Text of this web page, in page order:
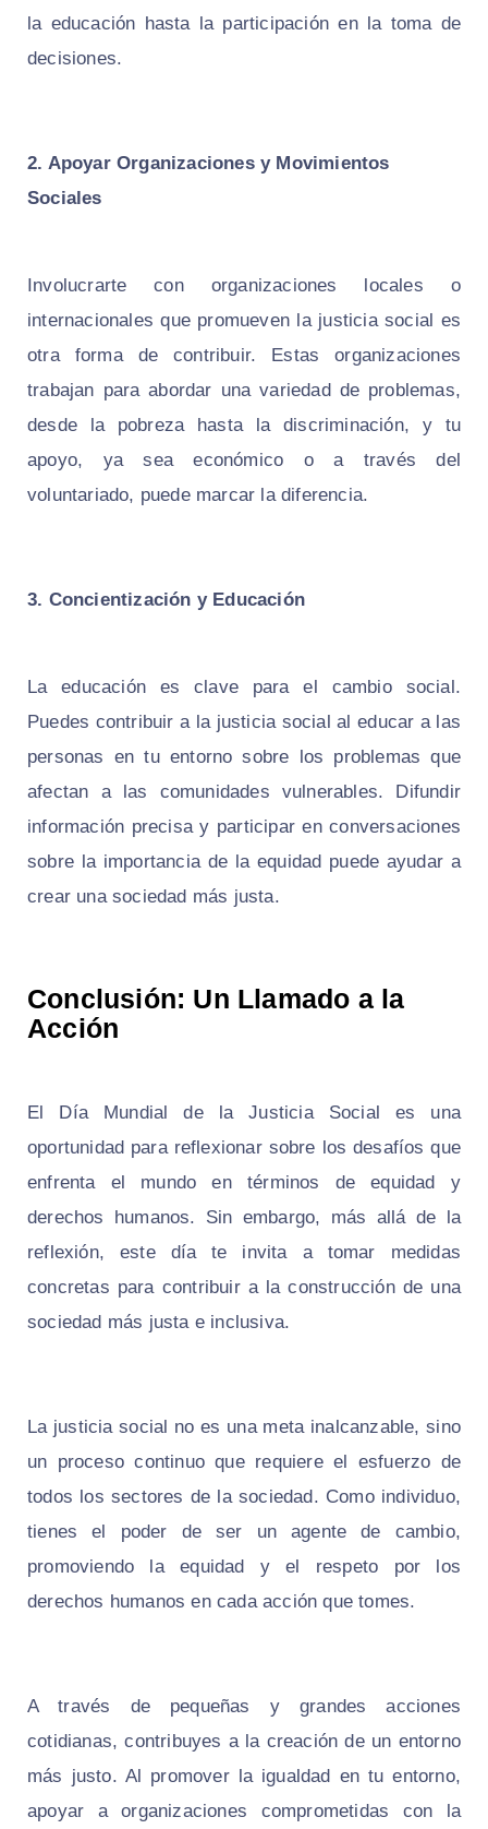
la educación hasta la participación en la toma de
decisiones.
2. Apoyar Organizaciones y Movimientos
Sociales
Involucrarte con organizaciones locales o
internacionales que promueven la justicia social es
otra forma de contribuir. Estas organizaciones
trabajan para abordar una variedad de problemas,
desde la pobreza hasta la discriminación, y tu
apoyo, ya sea económico o a través del
voluntariado, puede marcar la diferencia.
3. Concientización y Educación
La educación es clave para el cambio social.
Puedes contribuir a la justicia social al educar a las
personas en tu entorno sobre los problemas que
afectan a las comunidades vulnerables. Difundir
información precisa y participar en conversaciones
sobre la importancia de la equidad puede ayudar a
crear una sociedad más justa.
Conclusión: Un Llamado a la
Acción
El Día Mundial de la Justicia Social es una
oportunidad para reflexionar sobre los desafíos que
enfrenta el mundo en términos de equidad y
derechos humanos. Sin embargo, más allá de la
reflexión, este día te invita a tomar medidas
concretas para contribuir a la construcción de una
sociedad más justa e inclusiva.
La justicia social no es una meta inalcanzable, sino
un proceso continuo que requiere el esfuerzo de
todos los sectores de la sociedad. Como individuo,
tienes el poder de ser un agente de cambio,
promoviendo la equidad y el respeto por los
derechos humanos en cada acción que tomes.
A través de pequeñas y grandes acciones
cotidianas, contribuyes a la creación de un entorno
más justo. Al promover la igualdad en tu entorno,
apoyar a organizaciones comprometidas con la